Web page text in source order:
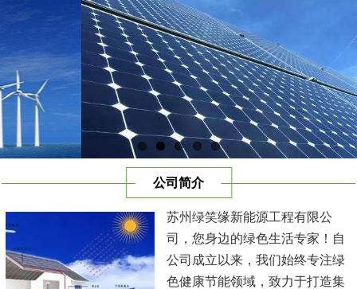
公司简介
苏州绿笑缘新能源工程有限公
司，您身边的绿色生活专家！自
公司成立以来，我们始终专注绿
色健康节能领域，致力于打造集